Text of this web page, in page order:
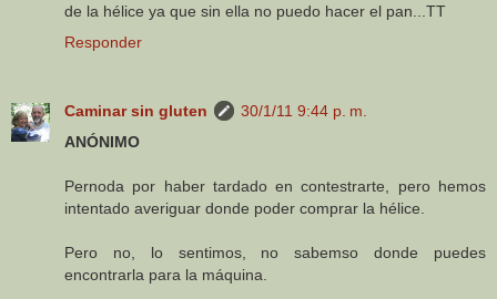
de la hélice ya que sin ella no puedo hacer el pan...TT
Responder
Caminar sin gluten
30/1/11 9:44 p. m.
ANÓNIMO
Pernoda por haber tardado en contestrarte, pero hemos
intentado averiguar donde poder comprar la hélice.
Pero no, lo sentimos, no sabemso donde puedes
encontrarla para la máquina.